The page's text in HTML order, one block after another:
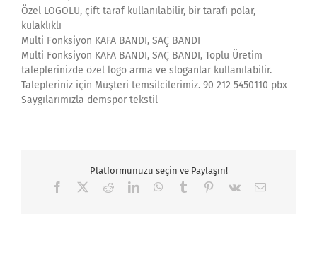
Özel LOGOLU, çift taraf kullanılabilir, bir tarafı polar,
kulaklıklı
Multi Fonksiyon KAFA BANDI, SAÇ BANDI
Multi Fonksiyon KAFA BANDI, SAÇ BANDI, Toplu Üretim
taleplerinizde özel logo arma ve sloganlar kullanılabilir.
Talepleriniz için Müşteri temsilcilerimiz. 90 212 5450110 pbx
Saygılarımızla demspor tekstil
Platformunuzu seçin ve Paylaşın!
Facebook RedditLinkedInWhatsApp
Tumblr Pinterest
Vk Email